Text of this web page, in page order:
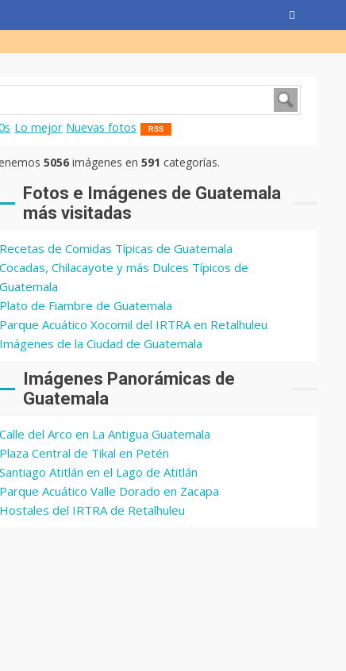
Lo mejor Nuevas fotos RSS
5056 imágenes en591 categorías.
Fotos e Imágenes de Guatemala
más visitadas
Recetas de Comidas Típicas de Guatemala
Cocadas, Chilacayote y más Dulces Típicos de
Guatemala
Plato de Fiambre de Guatemala
Parque Acuático Xocomil del IRTRA en Retalhuleu
Imágenes de la Ciudad de Guatemala
Imágenes Panorámicas de
Guatemala
Calle del Arco en La Antigua Guatemala
Plaza Central de Tikal en Petén
Santiago Atitlán en el Lago de Atitlán
Parque Acuático Valle Dorado en Zacapa
Hostales del IRTRA de Retalhuleu